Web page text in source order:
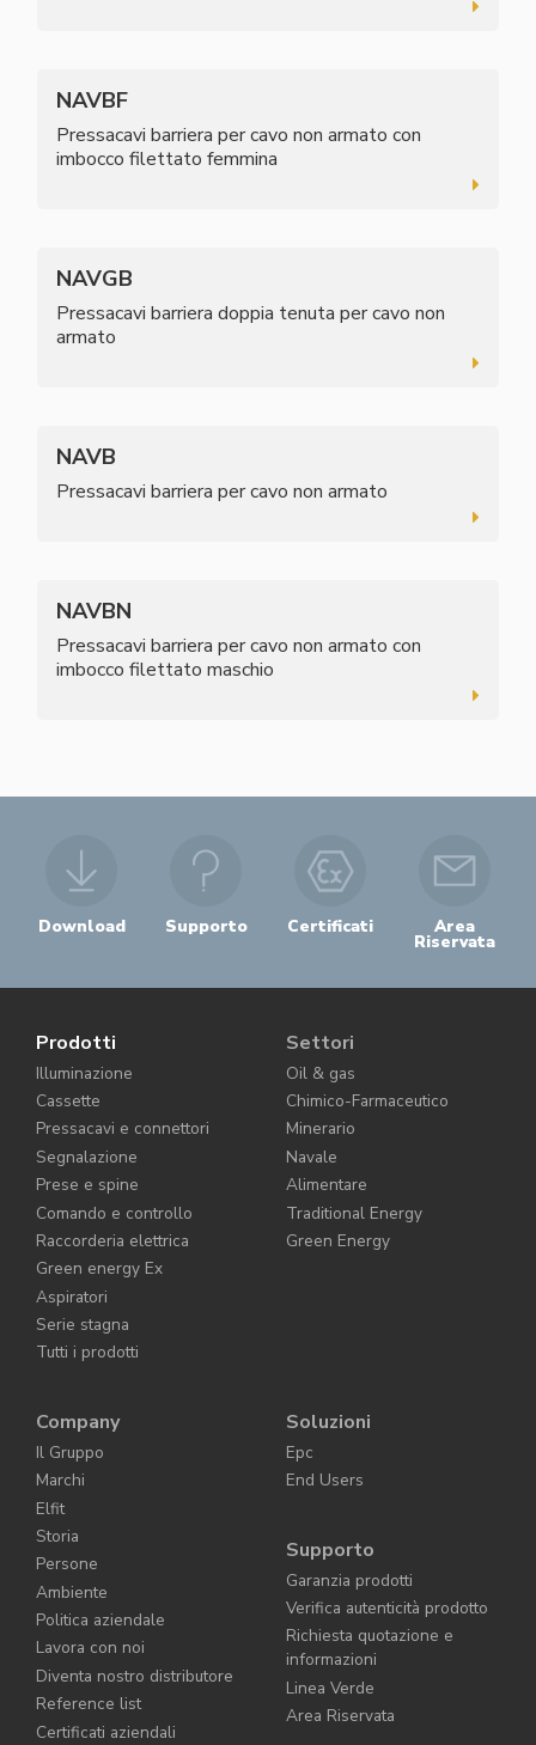
NAVBF
Pressacavi barriera per cavo non armato con
imbocco filettato femmina
NAVGB
Pressacavi barriera doppia tenuta per cavo non
armato
NAVB
Pressacavi barriera per cavo non armato
NAVBN
Pressacavi barriera per cavo non armato con
imbocco filettato maschio
Download Supporto Certificati Area
Riservata
Prodotti
Illuminazione
Cassette
Pressacavi e connettori
Segnalazione
Prese e spine
Comando e controllo
Raccorderia elettrica
Green energy Ex
Aspiratori
Serie stagna
Tutti i prodotti
Settori
Oil & gas
Chimico-Farmaceutico
Minerario
Navale
Alimentare
Traditional Energy
Green Energy
Company
Il Gruppo
Marchi
Elfit
Storia
Persone
Ambiente
Politica aziendale
Lavora con noi
Diventa nostro distributore
Reference list
Certificati aziendali
Soluzioni
Epc
End Users
Supporto
Garanzia prodotti
Verifica autenticità prodotto
Richiesta quotazione e
informazioni
Linea Verde
Area Riservata